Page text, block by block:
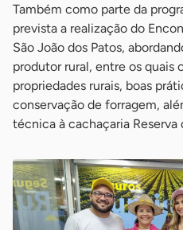
Também como parte da
prevista a realização do
São João dos Patos,
produtor rural, entre os quais
propriedades rurais, boas
conservação de forragem,
técnica à cachaçaria Reserva